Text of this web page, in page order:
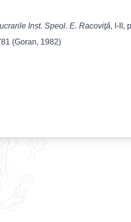
Inst. Speol. E. Racoviţă, I-II,
(Goran, 1982)